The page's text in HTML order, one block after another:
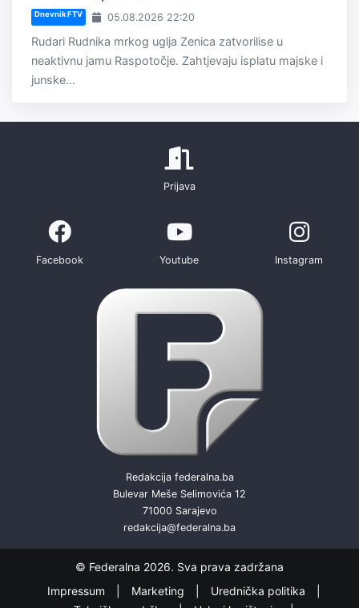
Dnevnik FTV 05.08.2026 22:20
Rudari Rudnika mrkog uglja Zenica zatvorilise u
neaktivnu jamu Raspotočje. Zahtjevaju isplatu majske i
junske...
Prijava
Facebook Youtube Instagram
Redakcija federalna.ba
Bulevar Meše Selimovića 12
71000 Sarajevo
redakcija@federalna.ba
© Federalna 2026. Sva prava zadržana
Impressum
Marketing
Urednička politika